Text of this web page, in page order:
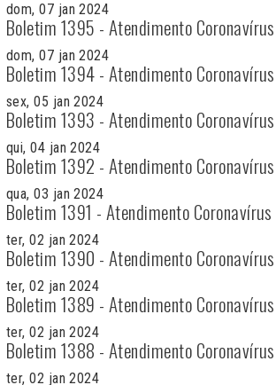
dom, 07 jan 2024
Boletim 1395 - Atendimento Coronavírus
dom, 07 jan 2024
Boletim 1394 - Atendimento Coronavírus
sex, 05 jan 2024
Boletim 1393 - Atendimento Coronavírus
qui, 04 jan 2024
Boletim 1392 - Atendimento Coronavírus
qua, 03 jan 2024
Boletim 1391 - Atendimento Coronavírus
ter, 02 jan 2024
Boletim 1390 - Atendimento Coronavírus
ter, 02 jan 2024
Boletim 1389 - Atendimento Coronavírus
ter, 02 jan 2024
Boletim 1388 - Atendimento Coronavírus
ter, 02 jan 2024